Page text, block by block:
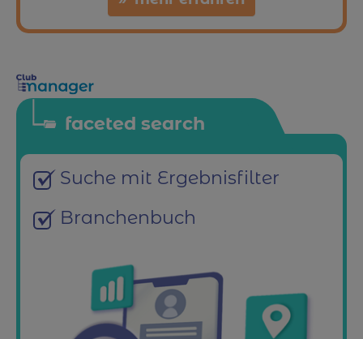
faceted search
Suche mit Ergebnisfilter
Branchenbuch